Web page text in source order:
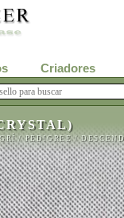
Criadores
/ PEDIGREE/